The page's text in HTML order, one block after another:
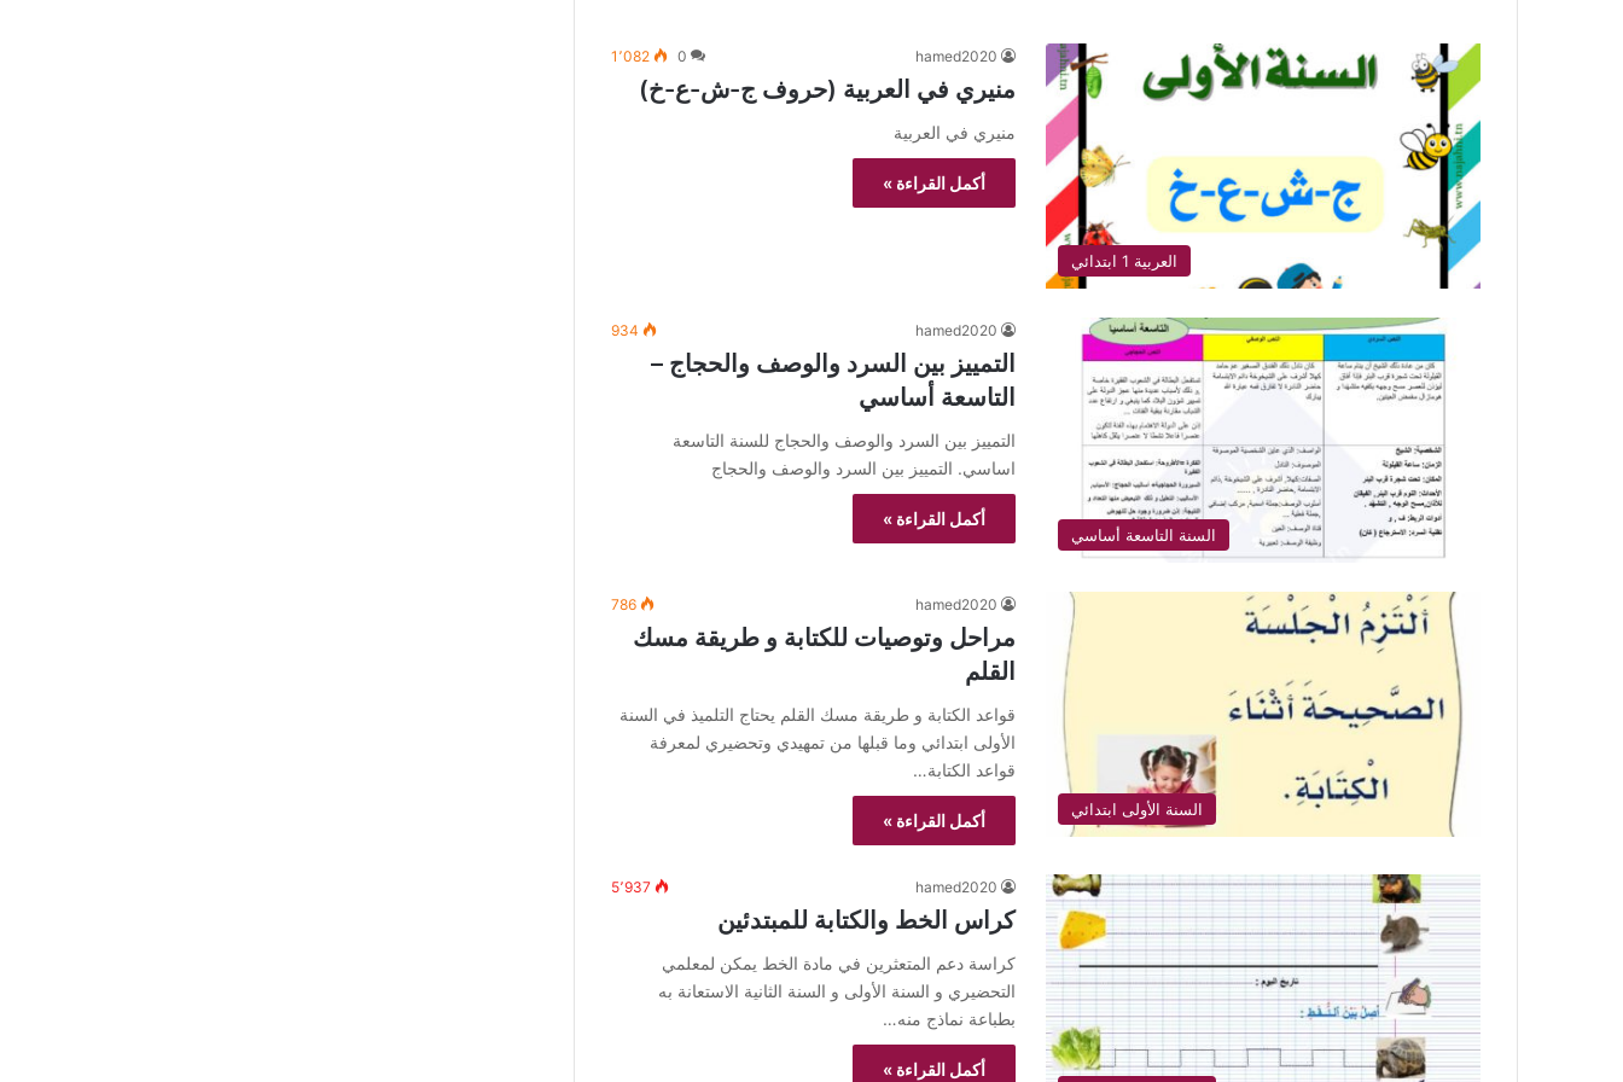
العربية 1 ابتدائي
hamed2020
0 1٬082
منيري في العربية (حروف ج-ش-ع-خ)
منيري في العربية
أكمل القراءة »
السنة التاسعة أساسي
hamed2020
934
التمييز بين السرد والوصف والحجاج –
التاسعة أساسي
التمييز بين السرد والوصف والحجاج للسنة التاسعة
اساسي. التمييز بين السرد والوصف والحجاج
أكمل القراءة »
السنة الأولى ابتدائي
hamed2020
786
مراحل وتوصيات للكتابة و طريقة مسك
القلم
قواعد الكتابة و طريقة مسك القلم يحتاج التلميذ في السنة
الأولى ابتدائي وما قبلها من تمهيدي وتحضيري لمعرفة
قواعد الكتابة…
أكمل القراءة »
hamed2020 5٬937
كراس الخط والكتابة للمبتدئين
كراسة دعم المتعثرين في مادة الخط يمكن لمعلمي
التحضيري و السنة الأولى و السنة الثانية الاستعانة به
بطباعة نماذج منه…
أكمل القراءة »